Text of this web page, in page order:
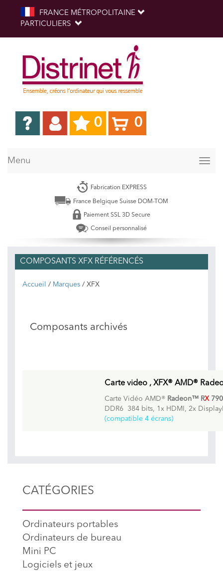
FRANCE MÉTROPOLITAINE
PARTICULIERS
0 0
Menu
Fabrication EXPRESS
France Belgique Suisse DOM-TOM
Paiement SSL 3D Secure
Conseil personnalisé
COMPOSANTS XFX RÉFÉRENCÉS
Accueil / Marques / XFX
Composants archivés
Carte video , XFX® AMD®
Carte Vidéo AMD® Radeon™ RX
DDR6 384 bits, 1x HDMI, 2x
(compatible 4 écrans)
CATÉGORIES
Ordinateurs portables
Ordinateurs de bureau
Mini PC
Logiciels et jeux